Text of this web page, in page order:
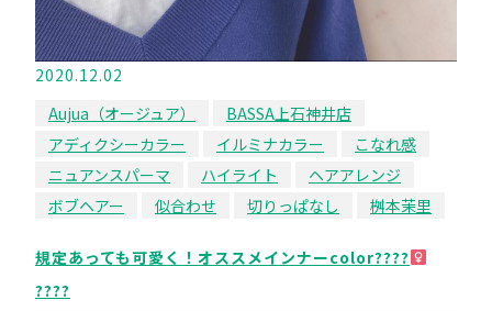
2020.12.02
Aujua（オージュア）
BASSA上石神井店
アディクシーカラー
イルミナカラー
こなれ感
ニュアンスパーマ
ハイライト
ヘアアレンジ
ボブヘアー
似合わせ 切りっぱなし 桝本茉里
規定あっても可愛く！オススメインナーcolor????‍
????